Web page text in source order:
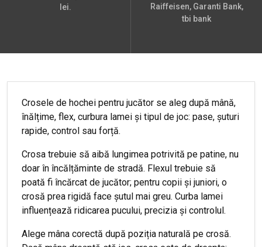
lei.
Raiffeisen, Garanti Bank,
tbi bank
Crosele de hochei pentru jucător se aleg după mână,
înălțime, flex, curbura lamei și tipul de joc: pase, șuturi
rapide, control sau forță.
Crosa trebuie să aibă lungimea potrivită pe patine, nu
doar în încălțăminte de stradă. Flexul trebuie să
poată fi încărcat de jucător; pentru copii și juniori, o
crosă prea rigidă face șutul mai greu. Curba lamei
influențează ridicarea pucului, precizia și controlul.
Alege mâna corectă după poziția naturală pe crosă.